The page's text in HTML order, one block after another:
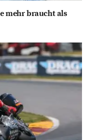
mehr braucht als